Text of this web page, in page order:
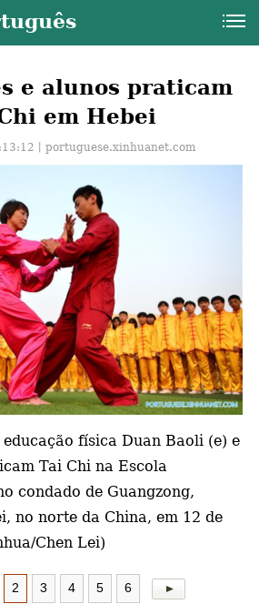
e alunos praticam
em Hebei
丨portuguese.xinhuanet.com
educação física Duan Baoli (e) e
Tai Chi na Escola
condado de Guangzong,
no norte da China, em 12 de
Chen Lei)
2 3 4 5 6